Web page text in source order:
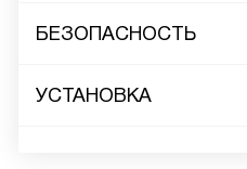
БЕЗОПАСНОСТЬ
УСТАНОВКА